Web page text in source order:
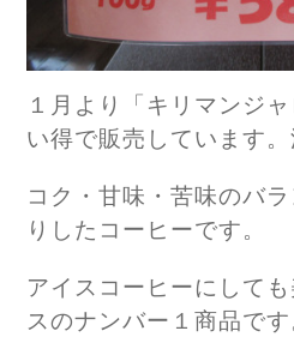
１月より「キリマン
い得で販売しています。
コク・甘味・苦味のバ
りしたコーヒーです。
アイスコーヒーにして
スのナンバー１商品です